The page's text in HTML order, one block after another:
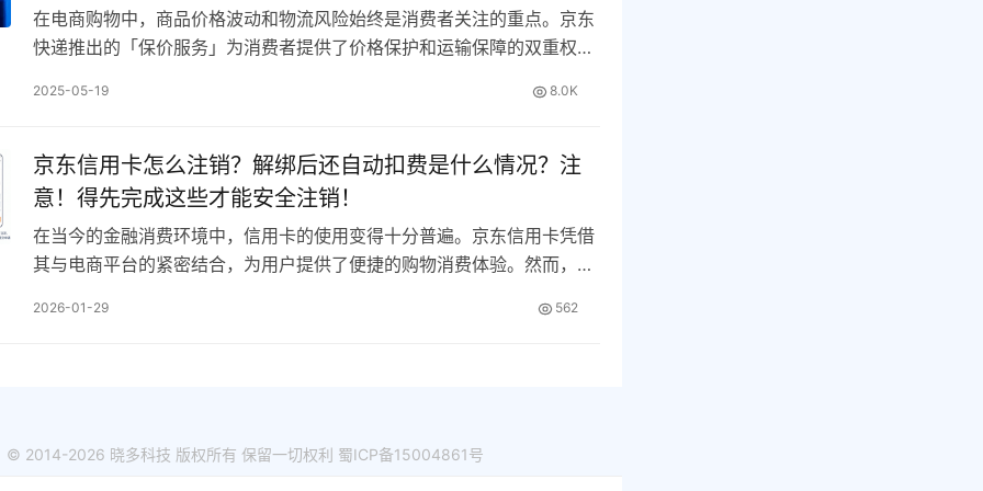
在电商购物中，商品价格波动和物流风险始终是消费者关注的重点。京东
快递推出的「保价服务」为消费者提供了价格保护和运输保障的双重权
2025-05-19 8.0K
京东信用卡怎么注销？解绑后还自动扣费是什么情况？注
意！得先完成这些才能安全注销！
在当今的金融消费环境中，信用卡的使用变得十分普遍。京东信用卡凭借
其与电商平台的紧密结合，为用户提供了便捷的购物消费体验。然而，随
2026-01-29 562
© 2014-2026 晓多科技 版权所有 保留一切权利 蜀ICP备15004861号